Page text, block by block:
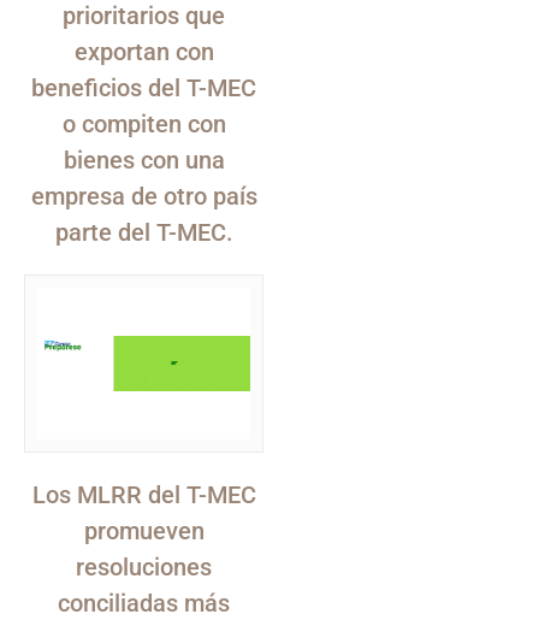
prioritarios que
exportan con
beneficios del T-MEC
o compiten con
bienes con una
empresa de otro país
parte del T-MEC.
Los MLRR del T-MEC
promueven
resoluciones
conciliadas más